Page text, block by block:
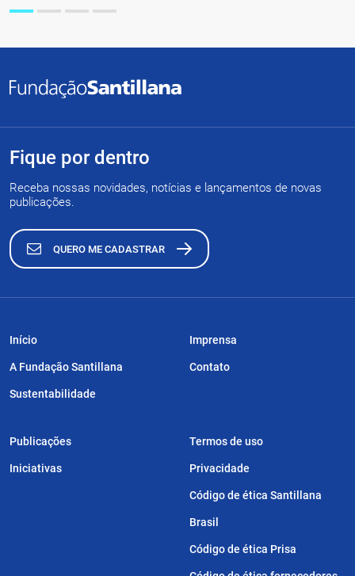
Fique por dentro
Receba nossas novidades, notícias e lançamentos de novas
publicações.
QUERO ME CADASTRAR
Início
A Fundação Santillana
Sustentabilidade
Publicações
Iniciativas
Imprensa
Contato
Termos de uso
Privacidade
Código de ética Santillana
Brasil
Código de ética Prisa